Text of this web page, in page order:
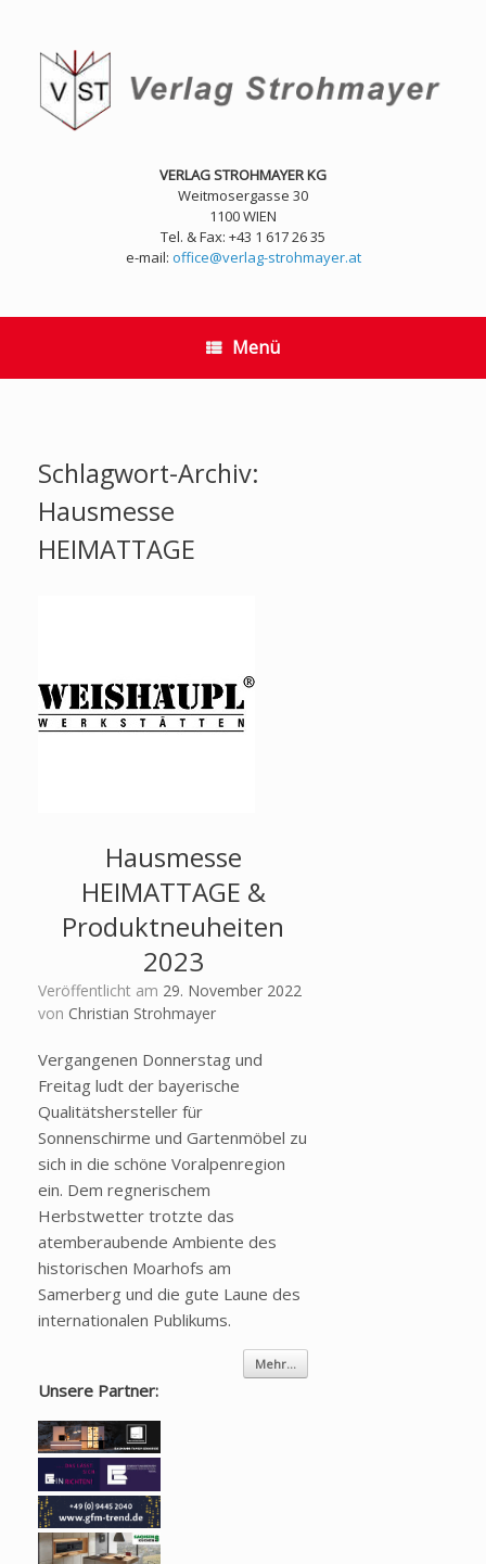
springen
VERLAG STROHMAYER KG
Weitmosergasse 30
1100 WIEN
Tel. & Fax: +43 1 617 26 35
e-mail: office@verlag-strohmayer.at
Menü
Schlagwort-Archiv:
Hausmesse
HEIMATTAGE
Hausmesse
HEIMATTAGE &
Produktneuheiten
2023
Veröffentlicht am 29. November 2022
von Christian Strohmayer
Vergangenen Donnerstag und
Freitag ludt der bayerische
Qualitätshersteller für
Sonnenschirme und Gartenmöbel zu
sich in die schöne Voralpenregion
ein. Dem regnerischem
Herbstwetter trotzte das
atemberaubende Ambiente des
historischen Moarhofs am
Samerberg und die gute Laune des
internationalen Publikums.
Mehr...
Unsere Partner: